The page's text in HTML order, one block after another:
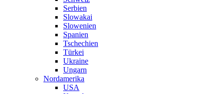
Serbien
Slowakai
Slowenien
Spanien
Tschechien
Türkei
Ukraine
Ungarn
Nordamerika
USA